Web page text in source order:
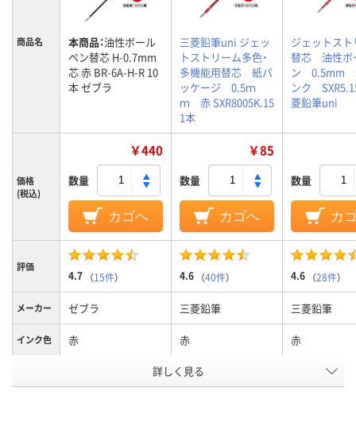
商品名 本商品：油性ボール
ペン替芯 H-0.7mm
芯 赤 BR-6A-H-R 10
本 ゼブラ
三菱鉛筆uni ジェッ
トストリーム多色・
多機能用替芯 紙パ
ッケージ 0.5ｍ
ｍ 赤 SXR8005K.15
1本
ジェットス
替芯 油性ボ
ン 0.5mm
ンク
菱鉛筆uni
価格
(税込)
￥440
数量
カゴへ
￥85
数量
カゴへ
数量
カ
評価
4.7 （15件） 4.6 （40件） 4.6 （28件）
メーカー ゼブラ 三菱鉛筆 三菱鉛筆
インク色 赤 赤 赤
0.5mm
詳しく見る